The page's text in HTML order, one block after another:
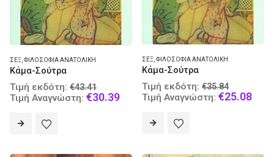
ΣΕΞ ΦΙΛΟΣΟΦΊΑ ΑΝΑΤΟΛΙΚΉ
Κάμα-Σούτρα
Τιμή εκδότη: €43.41
price
Τιμή Αναγνώστη: €30.39Current
€30.39.
ΣΕΞ ΦΙΛΟΣΟΦΊΑ ΑΝΑΤΟΛΙΚΉ
Κάμα-Σούτρα
Τιμή εκδότη: €35.84
price
Τιμή Αναγνώστη: €25.08